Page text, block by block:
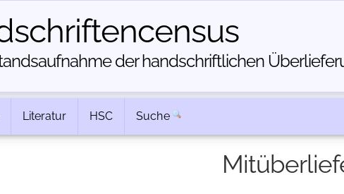
der handschriftlichen
Literatur HSC Suche